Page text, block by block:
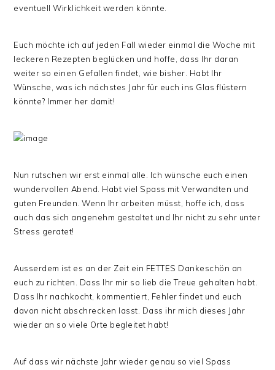
eventuell Wirklichkeit werden könnte.
Euch möchte ich auf jeden Fall wieder einmal die Woche mit
leckeren Rezepten beglücken und hoffe, dass Ihr daran
weiter so einen Gefallen findet, wie bisher. Habt Ihr
Wünsche, was ich nächstes Jahr für euch ins Glas flüstern
könnte? Immer her damit!
Nun rutschen wir erst einmal alle. Ich wünsche euch einen
wundervollen Abend. Habt viel Spass mit Verwandten und
guten Freunden. Wenn Ihr arbeiten müsst, hoffe ich, dass
auch das sich angenehm gestaltet und Ihr nicht zu sehr unter
Stress geratet!
Ausserdem ist es an der Zeit ein FETTES Dankeschön an
euch zu richten. Dass Ihr mir so lieb die Treue gehalten habt.
Dass Ihr nachkocht, kommentiert, Fehler findet und euch
davon nicht abschrecken lasst. Dass ihr mich dieses Jahr
wieder an so viele Orte begleitet habt!
Auf dass wir nächste Jahr wieder genau so viel Spass